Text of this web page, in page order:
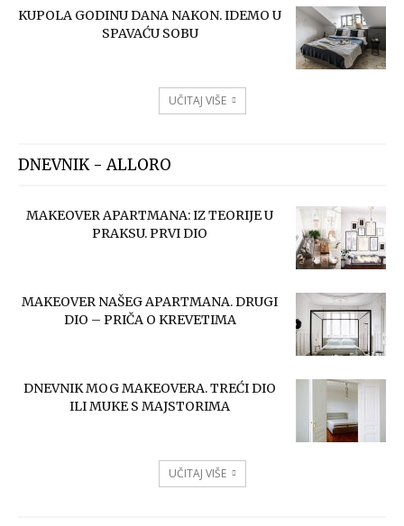
KUPOLA GODINU DANA NAKON. IDEMO U
SPAVAĆU SOBU
UČITAJ VIŠE
DNEVNIK - ALLORO
MAKEOVER APARTMANA: IZ TEORIJE U
PRAKSU. PRVI DIO
MAKEOVER NAŠEG APARTMANA. DRUGI
DIO – PRIČA O KREVETIMA
DNEVNIK MOG MAKEOVERA. TREĆI DIO
ILI MUKE S MAJSTORIMA
UČITAJ VIŠE